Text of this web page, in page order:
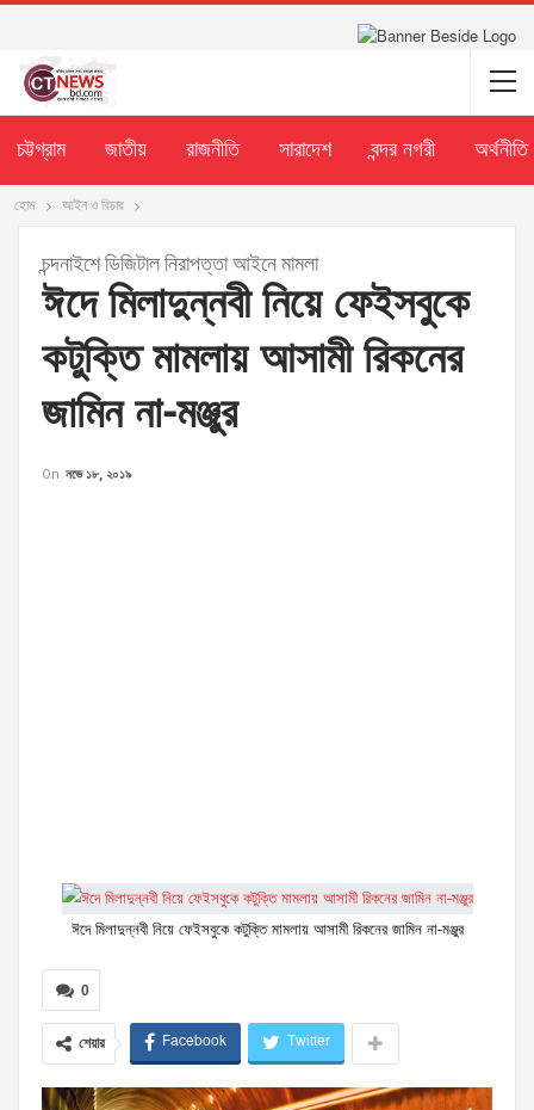
চট্টগ্রাম জাতীয় রাজনীতি সারাদেশ বন্দর নগরী অর্থনীতি
হোম আইন ও বিচার
চন্দনাইশে ডিজিটাল নিরাপত্তা আইনে মামলা
ঈদে মিলাদুন্নবী নিয়ে ফেইসবুকে
কটুক্তি মামলায় আসামী রিকনের
জামিন না-মঞ্জুর
On নভে ১৮, ২০১৯
ঈদে মিলাদুন্নবী নিয়ে ফেইসবুকে কটুক্তি মামলায় আসামী রিকনের জামিন না-মঞ্জুর
0
শেয়ার Facebook Twitter